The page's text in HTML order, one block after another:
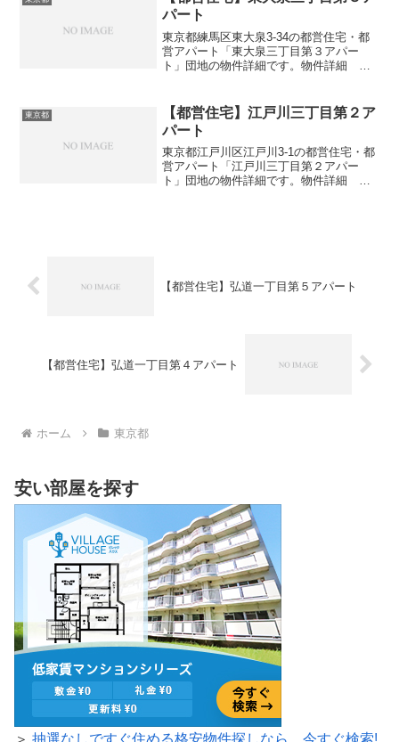
数19...
パート
東京都練馬区東大泉3-34の都営住宅・都
営アパート「東大泉三丁目第３アパー
ト」団地の物件詳細です。物件詳細 間
34間取り2DK-3DK広さ・面積53-63㎡建設
年度築...
東京都
【都営住宅】江戸川三丁目第２ア
パート
東京都江戸川区江戸川3-1の都営住宅・都
営アパート「江戸川三丁目第２アパー
ト」団地の物件詳細です。物件詳細 間
【都営住宅】弘道一丁目第５アパート
【都営住宅】弘道一丁目第４アパート
ホーム 東京都
安い部屋を探す